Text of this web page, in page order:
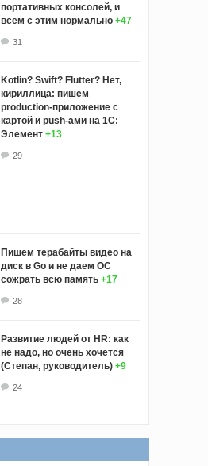
портативных консолей, и
всем с этим нормально +47
31
Kotlin? Swift? Flutter? Нет,
кириллица: пишем
production-приложение с
картой и push-ами на 1С:
Элемент +13
29
Пишем терабайты видео на
диск в Go и не даем ОС
сожрать всю память +17
28
Развитие людей от HR: как
не надо, но очень хочется
(Степан, руководитель) +9
24